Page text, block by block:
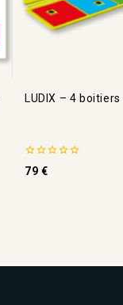
LUDIX – 4 boitiers
0
de
79 €